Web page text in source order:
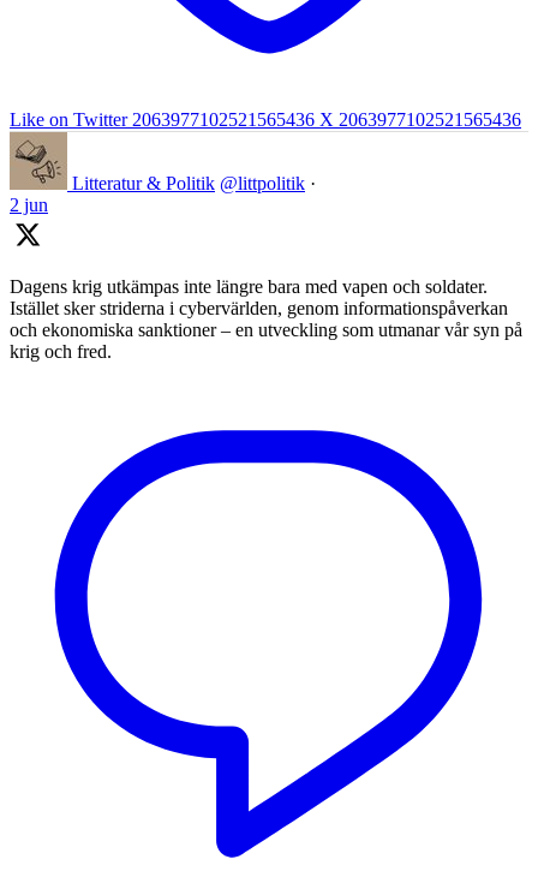
Like on Twitter 2063977102521565436 X 2063977102521565436
Litteratur & Politik @littpolitik ·
2 jun
Dagens krig utkämpas inte längre bara med vapen och soldater.
Istället sker striderna i cybervärlden, genom informationspåverkan
och ekonomiska sanktioner – en utveckling som utmanar vår syn på
krig och fred.